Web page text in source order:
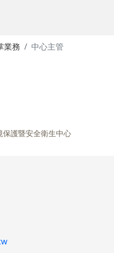
業務 中心主管
保護暨安全衛生中心